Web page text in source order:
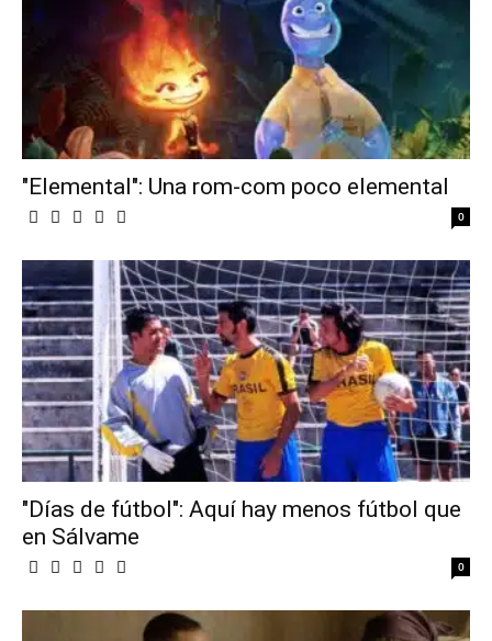
"Elemental": Una rom-com poco elemental
0
"Días de fútbol": Aquí hay menos fútbol que
en Sálvame
0